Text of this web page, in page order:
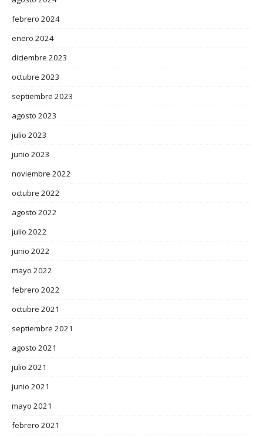
febrero 2024
enero 2024
diciembre 2023
octubre 2023
septiembre 2023
agosto 2023
julio 2023
junio 2023
noviembre 2022
octubre 2022
agosto 2022
julio 2022
junio 2022
mayo 2022
febrero 2022
octubre 2021
septiembre 2021
agosto 2021
julio 2021
junio 2021
mayo 2021
febrero 2021